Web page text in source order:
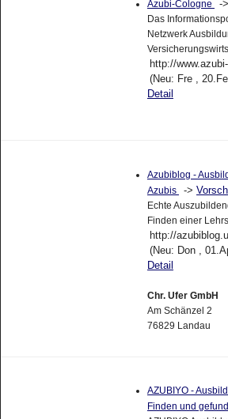
Azubi-Cologne ->
Das
Netzwerk
http://
(Neu: Fre ,
Detail
Azubiblog -
Azubis
->
Echte
Finden einer
http://
(Neu: Don ,
Detail
Chr. Ufer GmbH
Am Schänzel 2
76829 Landau
AZUBIYO -
Finden und